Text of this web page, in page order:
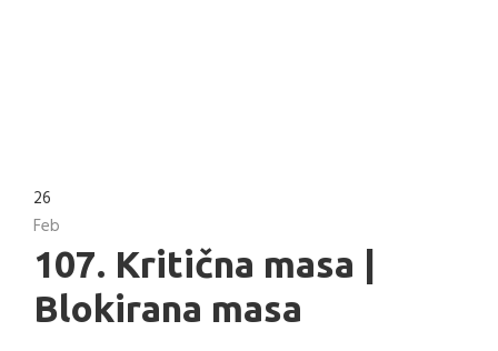
26
Feb
107. Kritična masa |
Blokirana masa